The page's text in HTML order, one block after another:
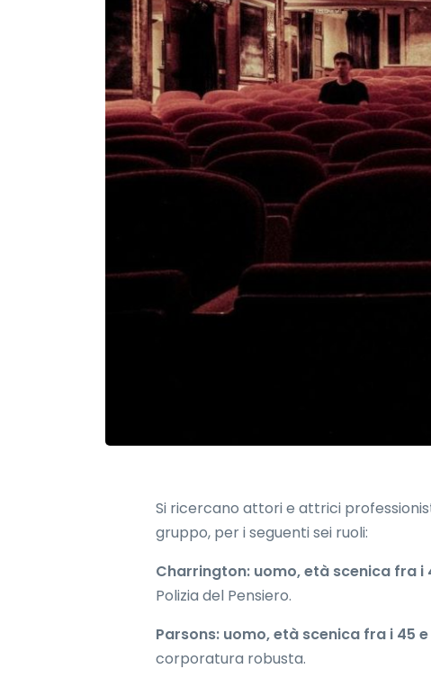
Si ricercano attori e attrici
gruppo, per i seguenti sei ruoli:
Charrington: uomo, età scenica fra i
Polizia del Pensiero.
Parsons: uomo, età scenica fra i 45 e
corporatura robusta.